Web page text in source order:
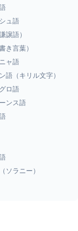
ュ語
譲語）
き言葉）
ャ語
語（キリル文字）
ロ語
ンス語
ソラニー）